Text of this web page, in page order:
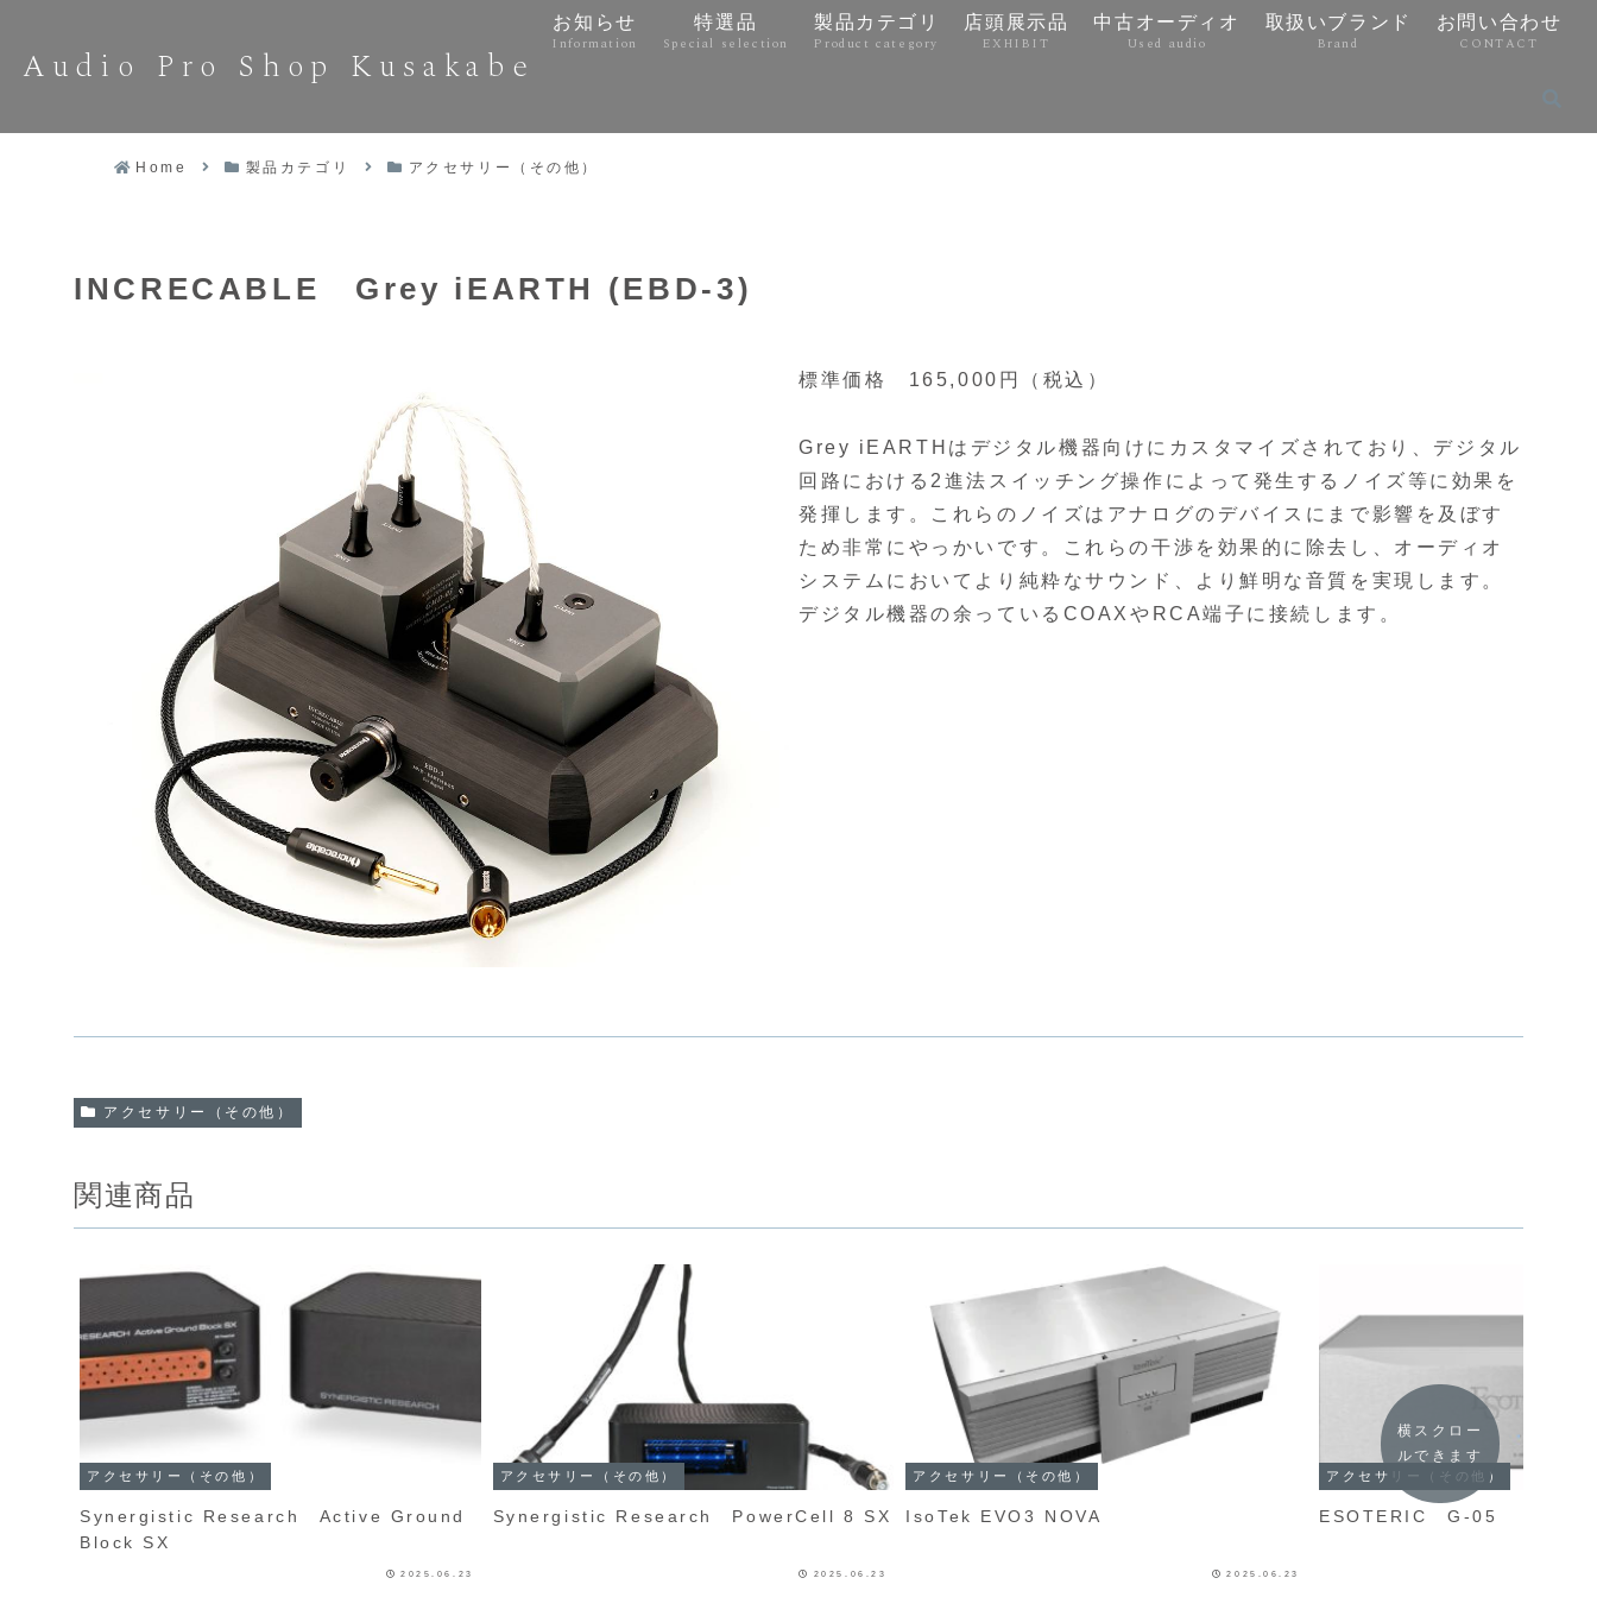
Audio Pro Shop Kusakabe
お知らせ
Information
特選品
Special selection
製品カテゴリ
Product category
店頭展示品
EXHIBIT
中古オーディオ
Used audio
取扱いブランド
Brand
お問い合わせ
CONTACT
Home 製品カテゴリ アクセサリー（その他）
INCRECABLE Grey iEARTH (EBD-3)
標準価格 165,000円（税込）
Grey iEARTHはデジタル機器向けにカスタマイズされており、デジタル
回路における2進法スイッチング操作によって発生するノイズ等に効果を
発揮します。これらのノイズはアナログのデバイスにまで影響を及ぼす
ため非常にやっかいです。これらの干渉を効果的に除去し、オーディオ
システムにおいてより純粋なサウンド、より鮮明な音質を実現します。
デジタル機器の余っているCOAXやRCA端子に接続します。
アクセサリー（その他）
関連商品
アクセサリー（その他）
Synergistic Research Active Ground
Block SX
2025.06.23
アクセサリー（その他）
Synergistic Research PowerCell 8 SX
2025.06.23
アクセサリー（その他）
IsoTek EVO3 NOVA
2025.06.23
アクセサリー（その他）
ESOTERIC G-05
横スクロー
ルできます